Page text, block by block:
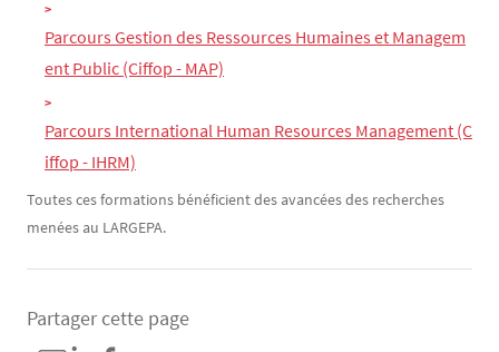
Parcours Gestion des Ressources Humaines et Managem
ent Public (Ciffop - MAP)
Parcours International Human Resources Management (C
iffop - IHRM)
Toutes ces formations bénéficient des avancées des recherches
menées au LARGEPA.
Partager cette page